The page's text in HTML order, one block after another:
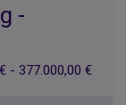
-
- 377.000,00 €